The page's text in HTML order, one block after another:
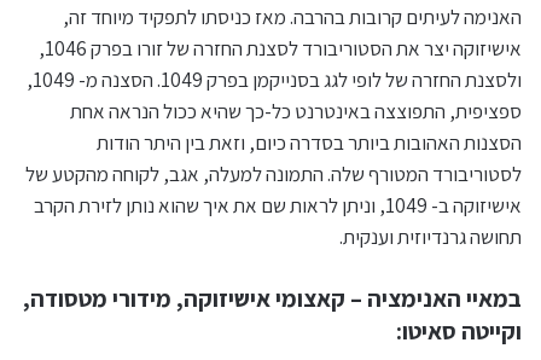
האנימה לעיתים קרובות בהרבה. מאז כניסתו לתפקיד מיוחד זה,
אישיזוקה יצר את הסטוריבורד לסצנת החזרה של זורו בפרק 1046,
ולסצנת החזרה של לופי לגג בסנייקמן בפרק 1049. הסצנה מ- 1049,
ספציפית, התפוצצה באינטרנט כל-כך שהיא ככול הנראה אחת
הסצנות האהובות ביותר בסדרה כיום, וזאת בין היתר הודות
לסטוריבורד המטורף שלה. התמונה למעלה, אגב, לקוחה מהקטע של
אישיזוקה ב- 1049, וניתן לראות שם את איך שהוא נותן לזירת הקרב
תחושה גרנדיוזית וענקית.
במאיי האנימציה – קאצומי אישיזוקה, מידורי מטסודה,
וקייטה סאיטו: